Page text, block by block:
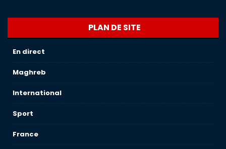
PLAN DE SITE
En direct
Maghreb
International
Sport
France